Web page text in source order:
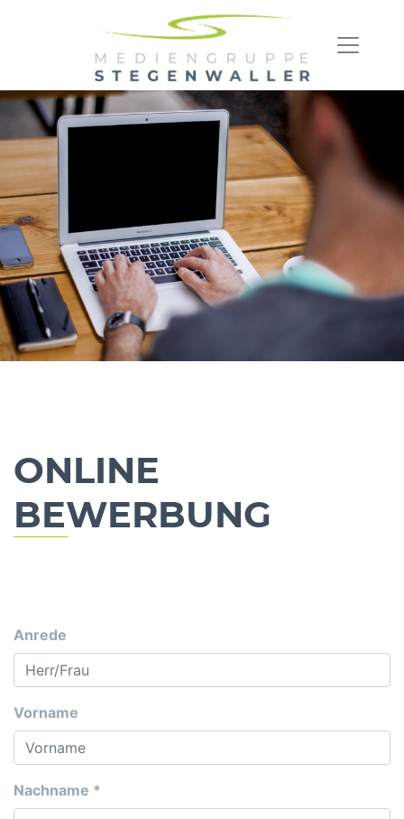
ONLINE
BEWERBUNG
Anrede
Vorname
Nachname *